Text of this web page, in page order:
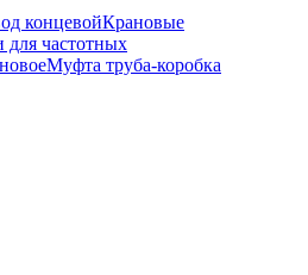
концевойКрановые
для частотных
Муфта труба-коробка